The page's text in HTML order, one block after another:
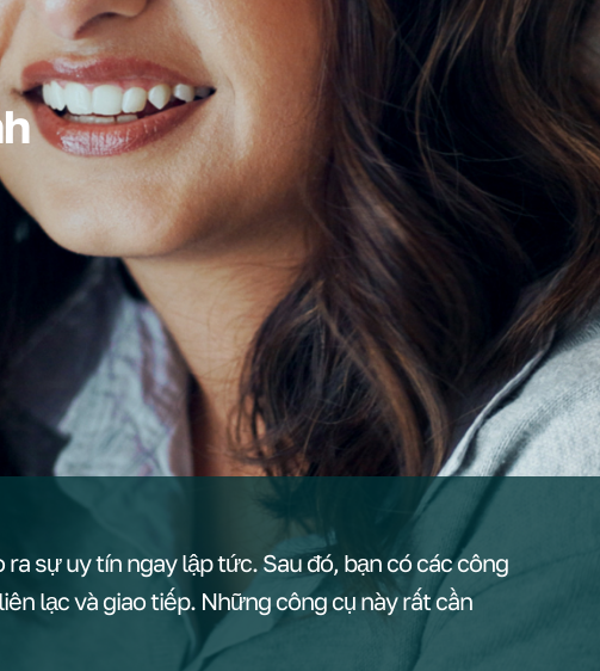
ra sự uy tín ngay lập tức. Sau đó, bạn có các công
lạc và giao tiếp. Những công cụ này rất cần